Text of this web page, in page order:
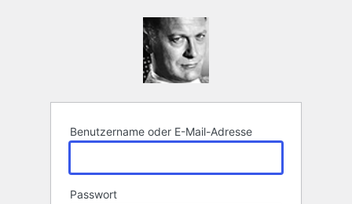
Benutzername oder E-Mail-Adresse
Passwort